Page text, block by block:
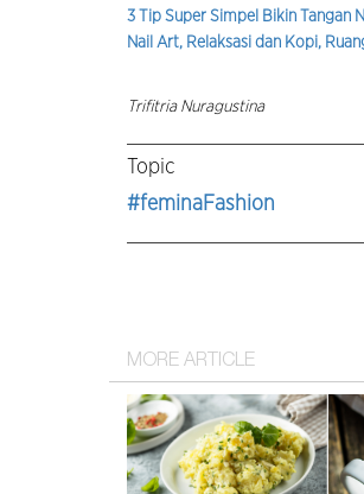
3 Tip Super Simpel Bikin Tangan
Nail Art, Relaksasi dan Kopi,
Trifitria Nuragustina
Topic
#feminaFashion
MORE ARTICLE